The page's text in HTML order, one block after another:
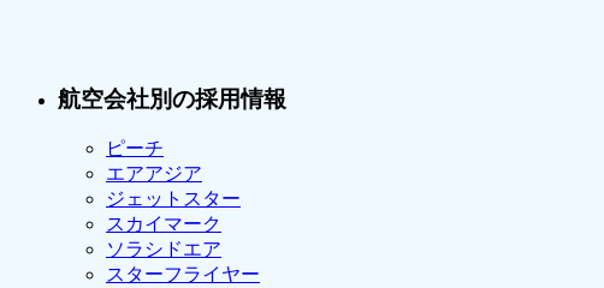
航空会社別の採用情報
ピーチ
エアアジア
ジェットスター
スカイマーク
ソラシドエア
スターフライヤー